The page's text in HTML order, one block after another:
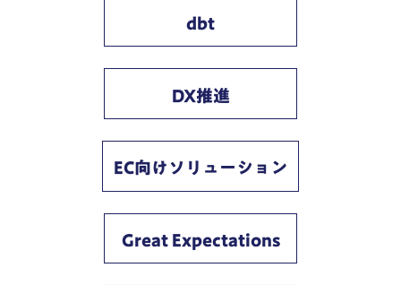
dbt
DX推進
EC向けソリューション
Great Expectations